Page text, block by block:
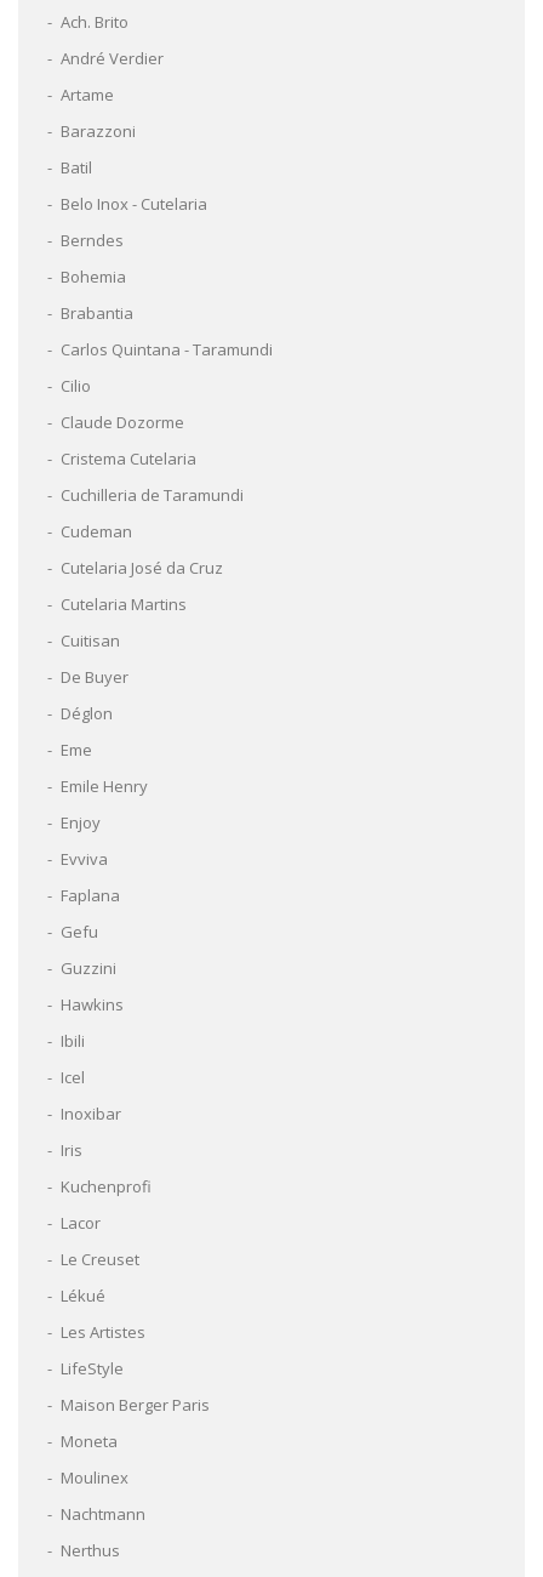
Ach. Brito
André Verdier
Artame
Barazzoni
Batil
Belo Inox - Cutelaria
Berndes
Bohemia
Brabantia
Carlos Quintana - Taramundi
Cilio
Claude Dozorme
Cristema Cutelaria
Cuchilleria de Taramundi
Cudeman
Cutelaria José da Cruz
Cutelaria Martins
Cuitisan
De Buyer
Déglon
Eme
Emile Henry
Enjoy
Evviva
Faplana
Gefu
Guzzini
Hawkins
Ibili
Icel
Inoxibar
Iris
Kuchenprofi
Lacor
Le Creuset
Lékué
Les Artistes
LifeStyle
Maison Berger Paris
Moneta
Moulinex
Nachtmann
Nerthus